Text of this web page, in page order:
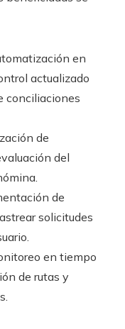
en
actualizado
conciliaciones
de
del
de
solicitudes
en tiempo
de rutas y